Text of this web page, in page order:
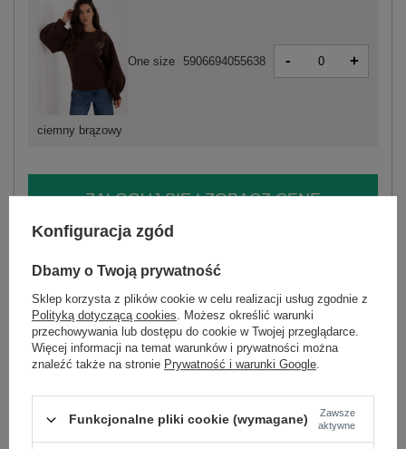
ciemny brązowy
One size 5906694055638 - +
ZALOGUJ SIĘ I ZOBACZ CENĘ
Zadzwoń
+48 601 547 740 Zadaj pytanie
skład materiału : 80% bawełna , 20% poliester
sposób prania : pranie w pralce w 30°C
Kod produktu
IT-BL-H2349.65
Marka
MOOIJ
casual
okazja
codzienne
Konfiguracja zgód
Dbamy o Twoją prywatność
Sklep korzysta z plików cookie w celu realizacji usług zgodnie z
Polityką dotyczącą cookies. Możesz określić warunki
przechowywania lub dostępu do cookie w Twojej przeglądarce.
Więcej informacji na temat warunków i prywatności można
znaleźć także na stronie Prywatność i warunki Google.
Funkcjonalne pliki cookie (wymagane)
Zawsze
aktywne